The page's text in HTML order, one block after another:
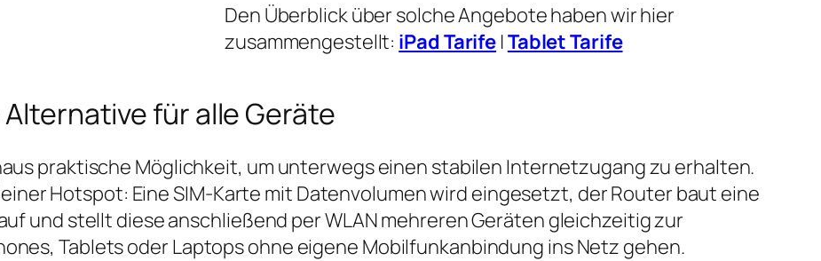
Den Überblick über solche Angebote haben wir hier
zusammengestellt: iPad Tarife |Tablet Tarife
für alle Geräte
praktische Möglichkeit, um unterwegs einen stabilen Internetzugang zu erhalten.
Hotspot: Eine SIM‑Karte mit Datenvolumen wird eingesetzt, der Router baut eine
und stellt diese anschließend per WLAN mehreren Geräten gleichzeitig zur
Tablets oder Laptops ohne eigene Mobilfunkanbindung ins Netz gehen.